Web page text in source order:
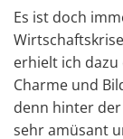
Es ist doch
erhielt ich dazu
Charme und
denn hinter
sehr amüsant